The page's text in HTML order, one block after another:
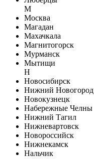
М
Москва
Магадан
Махачкала
Магнитогорск
Мурманск
Мытищи
Н
Новосибирск
Нижний Новогород
Новокузнецк
Набережные Челны
Нижний Тагил
Нижневартовск
Новороссийск
Нижнекамск
Нальчик